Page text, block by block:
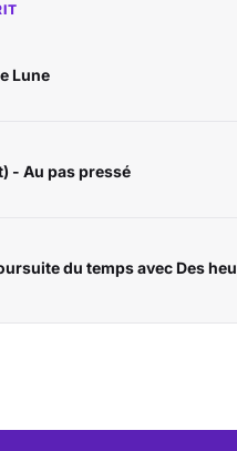
Lune
- Au pas pressé
du temps avec Des